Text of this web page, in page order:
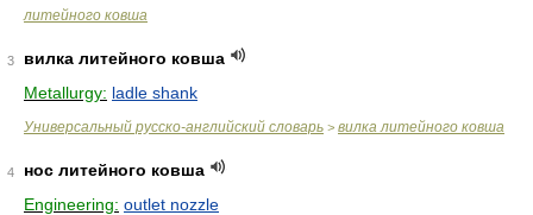
литейного ковша
3
вилка литейного ковша
Metallurgy: ladle shank
Универсальный русско-английский словарь > вилка литейного ковша
4
нос литейного ковша
Engineering: outlet nozzle